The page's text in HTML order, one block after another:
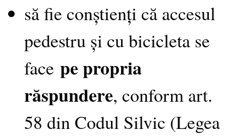
să fie conștienți că accesul
pedestru și cu bicicleta se
face pe propria
răspundere, conform art.
58 din Codul Silvic (Legea